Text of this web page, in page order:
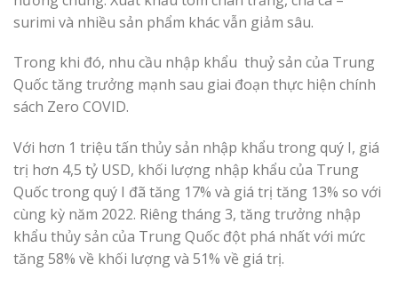
surimi và nhiều sản phẩm khác vẫn giảm sâu.
Trong khi đó, nhu cầu nhập khẩu thuỷ sản của Trung
Quốc tăng trưởng mạnh sau giai đoạn thực hiện chính
sách Zero COVID.
Với hơn 1 triệu tấn thủy sản nhập khẩu trong quý I, giá
trị hơn 4,5 tỷ USD, khối lượng nhập khẩu của Trung
Quốc trong quý I đã tăng 17% và giá trị tăng 13% so với
cùng kỳ năm 2022. Riêng tháng 3, tăng trưởng nhập
khẩu thủy sản của Trung Quốc đột phá nhất với mức
tăng 58% về khối lượng và 51% về giá trị.